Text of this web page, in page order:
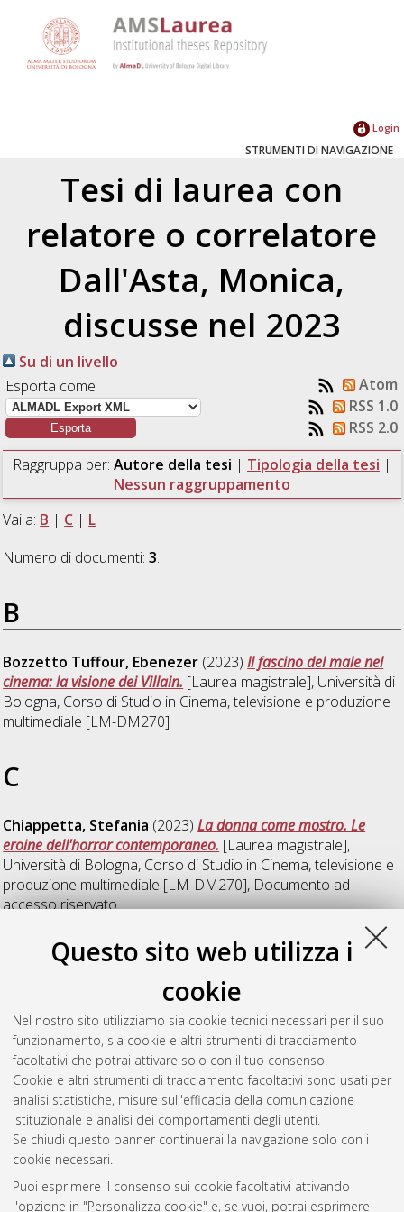
Questo sito web utilizza i
cookie
Nel nostro sito utilizziamo sia cookie tecnici necessari per il suo
funzionamento, sia cookie e altri strumenti di tracciamento
facoltativi che potrai attivare solo con il tuo consenso.
Cookie e altri strumenti di tracciamento facoltativi sono usati per
analisi statistiche, misure sull'efficacia della comunicazione
istituzionale e analisi dei comportamenti degli utenti.
Se chiudi questo banner continuerai la navigazione solo con i
cookie necessari.
Puoi esprimere il consenso sui cookie facoltativi attivando
l'opzione in "Personalizza cookie" e, se vuoi, potrai esprimere
Login
STRUMENTI DI NAVIGAZIONE
Tesi di laurea con
relatore o correlatore
Dall'Asta, Monica,
discusse nel 2023
Su di un livello
Esporta come
Atom
RSS 1.0
RSS 2.0
Raggruppa per: Autore della tesi | Tipologia della tesi |
Nessun raggruppamento
Vai a: B | C | L
Numero di documenti:3.
B
Bozzetto Tuffour, Ebenezer (2023)Il fascino del male nel
cinema: la visione dei Villain. [Laurea magistrale], Università di
Bologna, Corso di Studio in Cinema, televisione e produzione
multimediale [LM-DM270]
C
Chiappetta, Stefania (2023)La donna come mostro. Le
eroine dell'horror contemporaneo. [Laurea magistrale],
Università di Bologna, Corso di Studio in Cinema, televisione e
produzione multimediale [LM-DM270], Documento ad
accesso riservato.
Il vagabondo come personaggio seriale.[Laurea magistrale],
Università di Bologna, Corso di Studio in Cinema, televisione e
produzione multimediale [LM-DM270], Documento full-text
non disponibile
Questa lista e' stata generata ilFri Aug 7 11:21:18 2026 CEST
Atom